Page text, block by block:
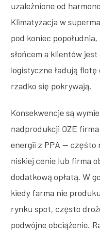
uzależnione od
Klimatyzacja w
pod koniec
słońcem a klientów
logistyczne ładują
rzadko się pokrywają.
Konsekwencje są
nadprodukcji OZE
energii z PPA — częśto
niskiej cenie lub firma
dodatkową opłatą. W
kiedy farma nie
rynku spot, często
podwójne obciążenie.